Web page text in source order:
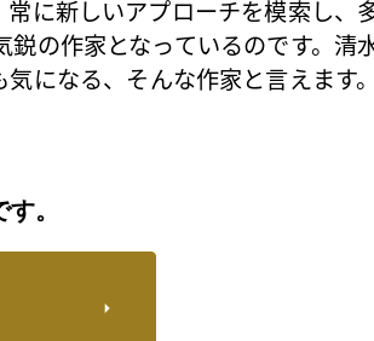
に新しいアプローチを模索し、
の作家となっているのです。清
になる、そんな作家と言えます。
。